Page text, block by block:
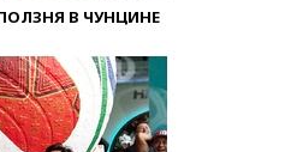
В ЧУНЦИНЕ